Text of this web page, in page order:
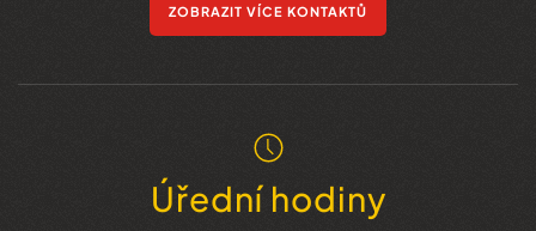
ZOBRAZIT VÍCE KONTAKTŮ
Úřední hodiny